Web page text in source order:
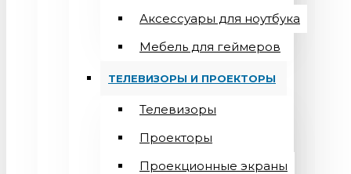
Аксессуары для ноутбука
Мебель для геймеров
ТЕЛЕВИЗОРЫ И ПРОЕКТОРЫ
Телевизоры
Проекторы
Проекционные экраны